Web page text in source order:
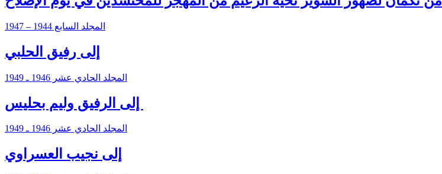
المجلد السابع 1944 – 1947
إلى رفيق الحلبي
المجلد الحادي عشر 1946 ـ 1949
‏ إلى الرفيق وليم بحليس
المجلد الحادي عشر 1946 ـ 1949
إلى نجيب العسراوي